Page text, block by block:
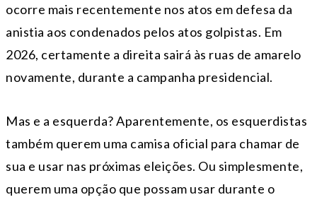
ocorre mais recentemente nos atos em defesa da
anistia aos condenados pelos atos golpistas. Em
2026, certamente a direita sairá às ruas de amarelo
novamente, durante a campanha presidencial.
Mas e a esquerda? Aparentemente, os esquerdistas
também querem uma camisa oficial para chamar de
sua e usar nas próximas eleições. Ou simplesmente,
querem uma opção que possam usar durante o